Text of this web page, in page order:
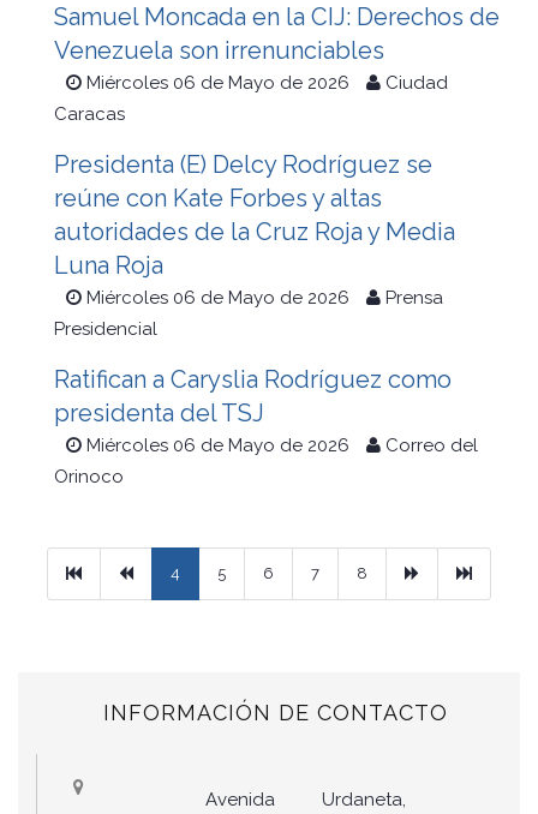
Samuel Moncada en la CIJ: Derechos de
Venezuela son irrenunciables
Miércoles 06 de Mayo de 2026
Ciudad
Caracas
Presidenta (E) Delcy Rodríguez se
reúne con Kate Forbes y altas
autoridades de la Cruz Roja y Media
Luna Roja
Miércoles 06 de Mayo de 2026
Prensa
Presidencial
Ratifican a Caryslia Rodríguez como
presidenta del TSJ
Miércoles 06 de Mayo de 2026
Correo del
Orinoco
PrimeraPrevious
4 5 6 7 8 Ultimo
INFORMACIÓN DE CONTACTO
Avenida Urdaneta,